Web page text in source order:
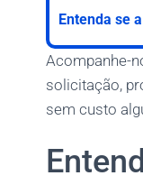
Entenda se
Acompanhe-
solicitação,
sem custo